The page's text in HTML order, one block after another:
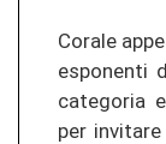
Corale
esponenti
categoria
per